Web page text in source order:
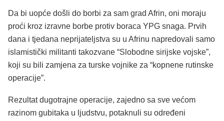
Da bi uopće došli do borbi za sam grad Afrin, oni moraju
proći kroz izravne borbe protiv boraca YPG snaga. Prvih
dana i tjedana neprijateljstva su u Afrinu napredovali samo
islamistički militanti takozvane “Slobodne sirijske vojske”,
koji su bili zamjena za turske vojnike za “kopnene rutinske
operacije”.
Rezultat dugotrajne operacije, zajedno sa sve većom
razinom gubitaka u ljudstvu, potaknuli su određeni